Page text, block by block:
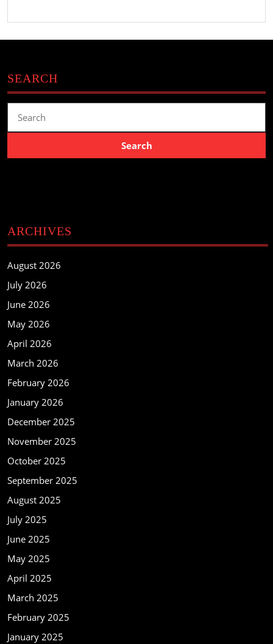
SEARCH
for:
ARCHIVES
August 2026
July 2026
June 2026
May 2026
April 2026
March 2026
February 2026
January 2026
December 2025
November 2025
October 2025
September 2025
August 2025
July 2025
June 2025
May 2025
April 2025
March 2025
February 2025
January 2025